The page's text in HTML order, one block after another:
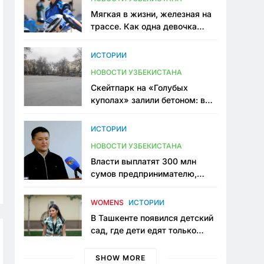
Мягкая в жизни, железная на
трассе. Как одна девочка
Узбекистане
ИСТОРИИ
НОВОСТИ УЗБЕКИСТАНА
Скейтпарк на «Голубых
куполах» залили бетоном: в
одно общественное
ИСТОРИИ
НОВОСТИ УЗБЕКИСТАНА
Власти выплатят 300 млн
сумов предпринимателю,
тюрьме по незаконному
WOMENS ИСТОРИИ
В Ташкенте появился детский
сад, где дети едят только
мама, которая устала просить
SHOW MORE